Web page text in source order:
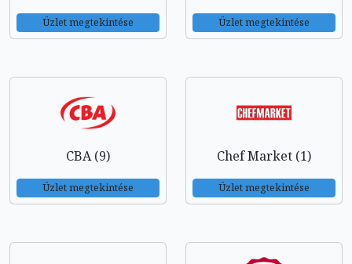
Üzlet megtekintése Üzlet megtekintése
CBA (9)
Üzlet megtekintése
Chef Market (1)
Üzlet megtekintése